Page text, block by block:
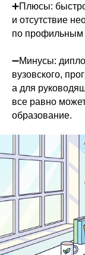
➕Плюсы:
и отсутствие
по профильным
➖Минусы:
вузовского,
а для
все равно
образование.